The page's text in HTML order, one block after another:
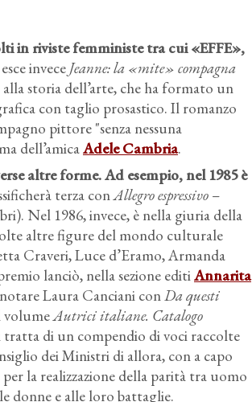
in riviste femministe tra cui «EFFE»,
invece Jeanne: la «mite» compagna
storia dell’arte, che ha formato un
con taglio prosastico. Il romanzo
pittore "senza nessuna
dell’amicaAdele Cambria.
altre forme. Ad esempio, nel 1985 è
terza conAllegro espressivo –
Nel 1986, invece, è nella giuria della
altre figure del mondo culturale
Craveri, Luce d’Eramo, Armanda
lanciò, nella sezione editiAnnarita
Laura Canciani conDa questi
volumeAutrici italiane. Catalogo
tratta di un compendio di voci raccolte
dei Ministri di allora, con a capo
la realizzazione della parità tra uomo
donne e alle loro battaglie.